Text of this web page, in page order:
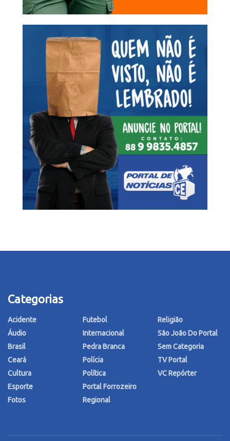
Categorias
Acidente
Áudio
Brasil
Ceará
Cultura
Esporte
Fotos
Futebol
Internacional
Pedra Branca
Polícia
Política
Portal Forrozeiro
Regional
Religião
São João Do Portal
Sem Categoria
TV Portal
VC Repórter